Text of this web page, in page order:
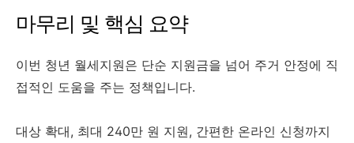
마무리 및 핵심 요약
이번 청년 월세지원은 단순 지원금을 넘어 주거 안정에 직
접적인 도움을 주는 정책입니다.
대상 확대, 최대 240만 원 지원, 간편한 온라인 신청까지